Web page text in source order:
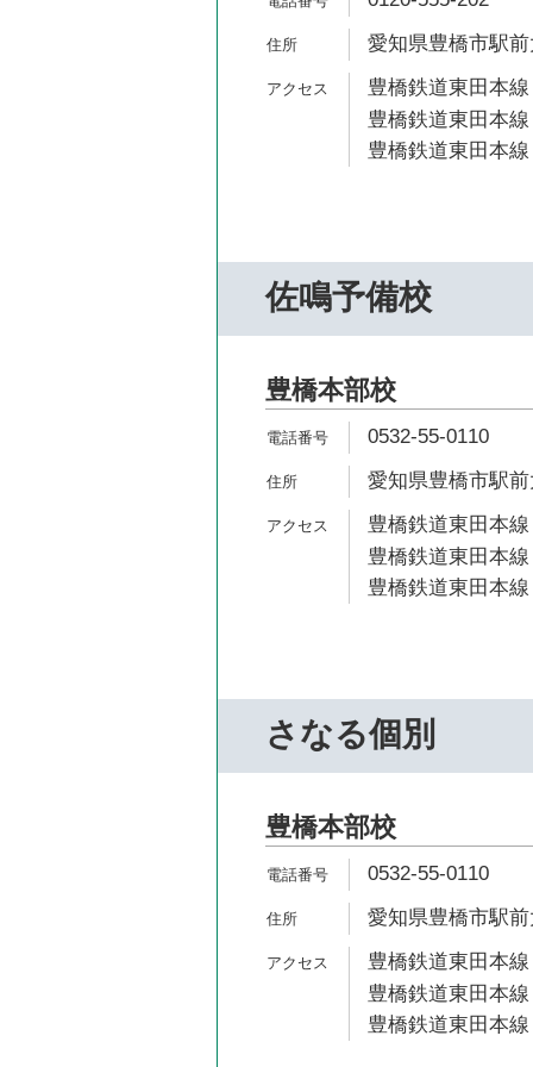
愛知県豊橋市駅
豊橋鉄道東田本
豊橋鉄道東田本
豊橋鉄道東田本
佐鳴予備校
豊橋本部校
0532-55-0110
愛知県豊橋市駅
豊橋鉄道東田本
豊橋鉄道東田本
豊橋鉄道東田本
さなる個別
豊橋本部校
0532-55-0110
愛知県豊橋市駅
豊橋鉄道東田本
豊橋鉄道東田本
豊橋鉄道東田本